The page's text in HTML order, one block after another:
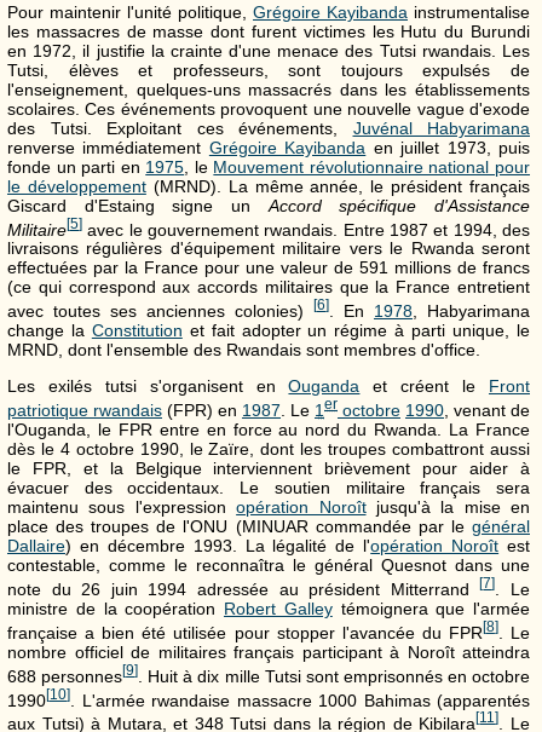
Pour maintenir l'unité politique, Grégoire Kayibanda instrumentalise
les massacres de masse dont furent victimes les Hutu du Burundi
en 1972, il justifie la crainte d'une menace des Tutsi rwandais. Les
Tutsi, élèves et professeurs, sont toujours expulsés de
l'enseignement, quelques-uns massacrés dans les établissements
scolaires. Ces événements provoquent une nouvelle vague d'exode
des Tutsi. Exploitant ces événements, Juvénal Habyarimana
renverse immédiatement Grégoire Kayibanda en juillet 1973, puis
fonde un parti en 1975 , le Mouvement révolutionnaire national pour
le développement(MRND). La même année, le président français
Giscard d'Estaing signe un Accord spécifique d'Assistance
Militaire[5] avec le gouvernement rwandais. Entre 1987 et 1994, des
livraisons régulières d'équipement militaire vers le Rwanda seront
effectuées par la France pour une valeur de 591 millions de francs
(ce qui correspond aux accords militaires que la France entretient
avec toutes ses anciennes colonies)
[6] . En 1978 , Habyarimana
change la Constitution et fait adopter un régime à parti unique, le
MRND, dont l'ensemble des Rwandais sont membres d'office.
Les exilés tutsi s'organisent enOuganda et créent le Front
patriotique rwandais (FPR) en 1987. Le 1er octobre 1990, venant de
l'Ouganda, le FPR entre en force au nord du Rwanda. La France
dès le 4 octobre 1990, le Zaïre, dont les troupes combattront aussi
le FPR, et la Belgique interviennent brièvement pour aider à
évacuer des occidentaux. Le soutien militaire français sera
maintenu sous l'expressionopération Noroîtjusqu'à la mise en
place des troupes de l'ONU (MINUAR commandée par le général
Dallaire) en décembre 1993. La légalité de l'opération Noroît est
contestable, comme le reconnaîtra le général Quesnot dans une
note du 26 juin 1994 adressée au président Mitterrand[7]
. Le
ministre de la coopération Robert Galleytémoignera que l'armée
française a bien été utilisée pour stopper l'avancée du FPR[8]. Le
nombre officiel de militaires français participant à Noroît atteindra
688 personnes[9] . Huit à dix mille Tutsi sont emprisonnés en octobre
1990[10] . L'armée rwandaise massacre 1000 Bahimas (apparentés
aux Tutsi) à Mutara, et 348 Tutsi dans la région de Kibilara[11]. Le